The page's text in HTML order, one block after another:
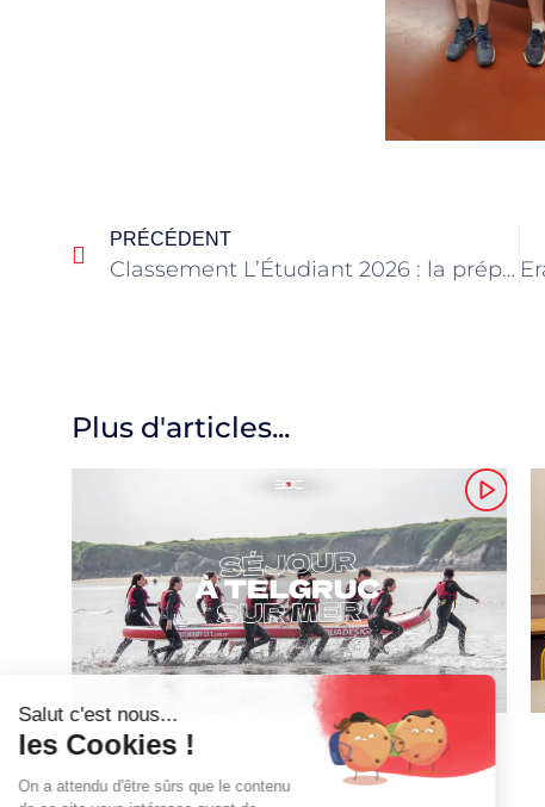
PRÉCÉDENT
Classement L’Étudiant 2026 : la prépa B/L de Blanche à nouveau distinguée
Plus d'articles...